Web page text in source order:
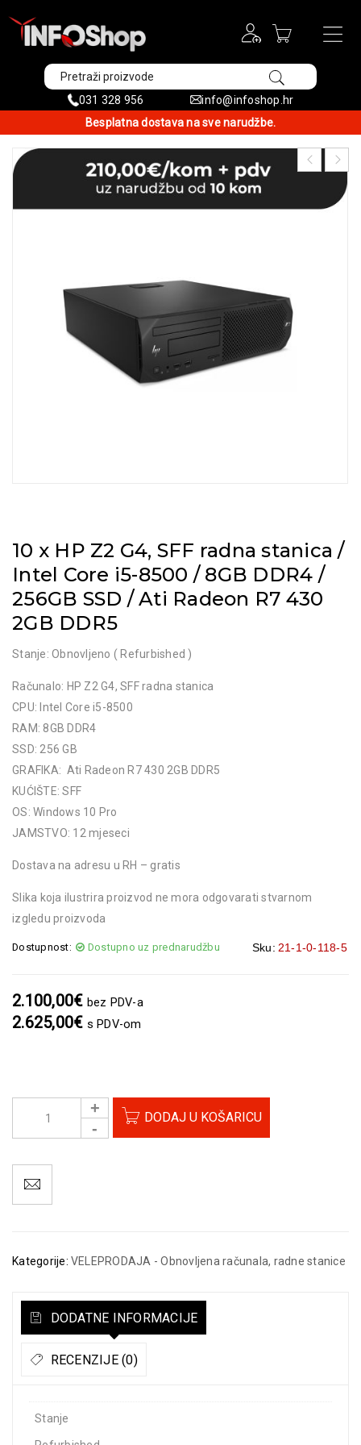
031 328 956
info@infoshop.hr
Besplatna dostava na sve narudžbe.
10 x HP Z2 G4, SFF radna stanica /
Intel Core i5-8500 / 8GB DDR4 /
256GB SSD / Ati Radeon R7 430
2GB DDR5
Stanje: Obnovljeno ( Refurbished )
Računalo: HP Z2 G4, SFF radna stanica
CPU: Intel Core i5-8500
RAM: 8GB DDR4
SSD: 256 GB
GRAFIKA: Ati Radeon R7 430 2GB DDR5
KUĆIŠTE: SFF
OS: Windows 10 Pro
JAMSTVO: 12 mjeseci
Dostava na adresu u RH – gratis
Slika koja ilustrira proizvod ne mora odgovarati stvarnom
izgledu proizvoda
Dostupnost: Dostupno uz prednarudžbu Sku: 21-1-0-118-5
2.100,00€ bez PDV-a
2.625,00€ s PDV-om
DODAJ U KOŠARICU
Kategorije: VELEPRODAJA - Obnovljena računala, radne stanice
DODATNE INFORMACIJE
RECENZIJE (0)
Stanje